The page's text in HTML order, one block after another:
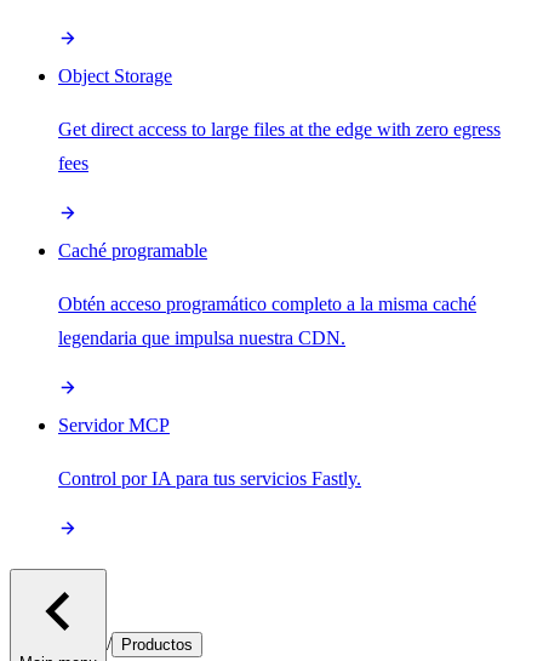
Object Storage
Get direct access to large files at the edge with zero egress
fees
Caché programable
Obtén acceso programático completo a la misma caché
legendaria que impulsa nuestra CDN.
Servidor MCP
Control por IA para tus servicios Fastly.
/ Productos